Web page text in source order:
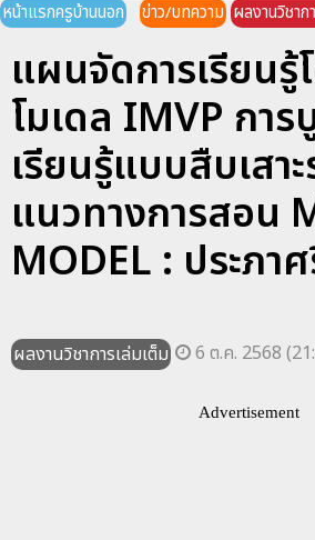
หน้าแรกครูบ้านนอก ข่าว/บทความ ผลงานวิชาก
แผนจัดการเรียนรู้
โมเดล IMVP กา
เรียนรู้แบบสืบเสา
แนวทางการสอน
MODEL : ประภา
ผลงานวิชาการเล่มเต็ม 6 ต.ค. 2568
Advertisement